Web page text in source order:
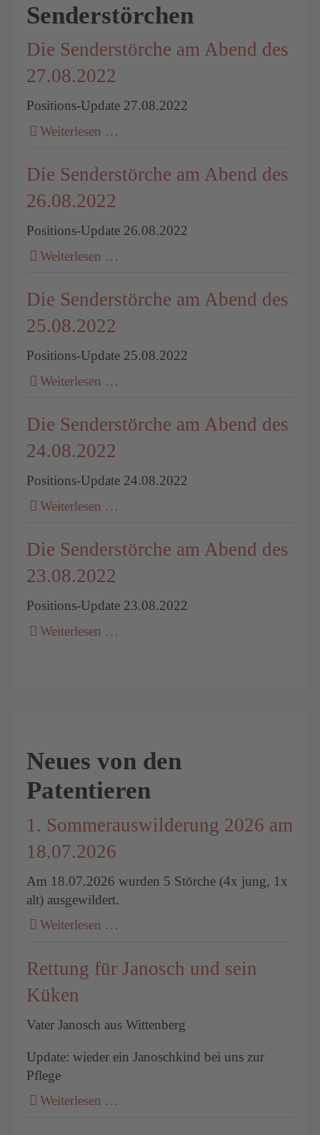
Senderstörchen
Die Senderstörche am Abend des
27.08.2022
Positions-Update 27.08.2022
Weiterlesen …
Die Senderstörche am Abend des
26.08.2022
Positions-Update 26.08.2022
Weiterlesen …
Die Senderstörche am Abend des
25.08.2022
Positions-Update 25.08.2022
Weiterlesen …
Die Senderstörche am Abend des
24.08.2022
Positions-Update 24.08.2022
Weiterlesen …
Die Senderstörche am Abend des
23.08.2022
Positions-Update 23.08.2022
Weiterlesen …
Neues von den
Patentieren
1. Sommerauswilderung 2026 am
18.07.2026
Am 18.07.2026 wurden 5 Störche (4x jung, 1x
alt) ausgewildert.
Weiterlesen …
Rettung für Janosch und sein
Küken
Vater Janosch aus Wittenberg
Update: wieder ein Janoschkind bei uns zur
Pflege
Weiterlesen …